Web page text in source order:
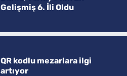
Gelişmiş 6. İli Oldu
QR kodlu mezarlara ilgi
artıyor